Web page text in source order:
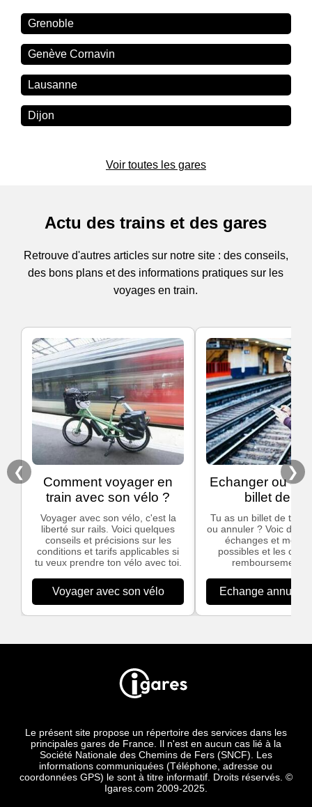
Grenoble
Genève Cornavin
Lausanne
Dijon
Voir toutes les gares
Actu des trains et des gares
Retrouve d'autres articles sur notre site : des conseils,
des bons plans et des informations pratiques sur les
voyages en train.
❮
Comment voyager en
train avec son vélo ?
Voyager avec son vélo, c'est la
liberté sur rails. Voici quelques
conseils et précisions sur les
conditions et tarifs applicables si
tu veux prendre ton vélo avec toi.
Voyager avec son vélo
Echanger ou
billet de
Tu as un billet de train
ou annuler ? Voic des
échanges et
possibles et les
remboursement
Echange
❯
Le présent site propose un répertoire des services dans les
principales gares de France. Il n'est en aucun cas lié à la
Société Nationale des Chemins de Fers (SNCF). Les
informations communiquées (Téléphone, adresse ou
coordonnées GPS) le sont à titre informatif. Droits réservés. ©
Igares.com 2009-2025.